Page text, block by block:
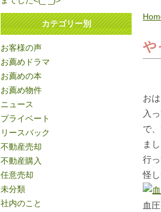
や
お
入
で
ま
行
怪
血
カテゴリー別
お客様の声
お薦めドラマ
お薦めの本
お薦め物件
ニュース
プライベート
リースバック
不動産売却
不動産購入
任意売却
未分類
社内のこと